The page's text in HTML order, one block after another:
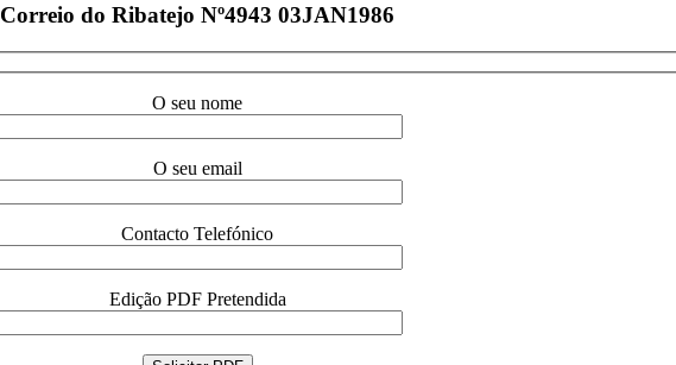
Correio do Ribatejo Nº4943 03JAN1986
O seu nome
O seu email
Contacto Telefónico
Edição PDF Pretendida